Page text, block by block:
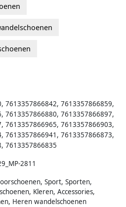
, 7613357866842, 7613357866859,
, 7613357866880, 7613357866897,
, 7613357866965, 7613357866903,
, 7613357866941 , 7613357866873,
, 7613357866835
2811
Sport, Sporten,
Kleren, Accessories,
Heren wandelschoenen